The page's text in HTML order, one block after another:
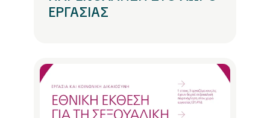
ΕΡΓΑΣΙΑΣ